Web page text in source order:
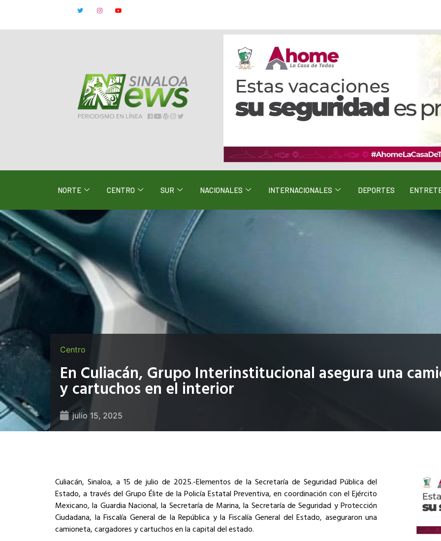
NORTE CENTRO SUR NACIONALES INTERNACIONALES DEPORTES
Centro
En Culiacán, Grupo Interinstitucional asegura una
y cartuchos en el interior
julio 15, 2025
Culiacán, Sinaloa, a 15 de julio de 2025.-Elementos de la Secretaría de Seguridad Pública del
Estado, a través del Grupo Élite de la Policía Estatal Preventiva, en coordinación con el Ejército
Mexicano, la Guardia Nacional, la Secretaría de Marina, la Secretaría de Seguridad y Protección
Ciudadana, la Fiscalía General de la República y la Fiscalía General del Estado, aseguraron una
camioneta, cargadores y cartuchos en la capital del estado.